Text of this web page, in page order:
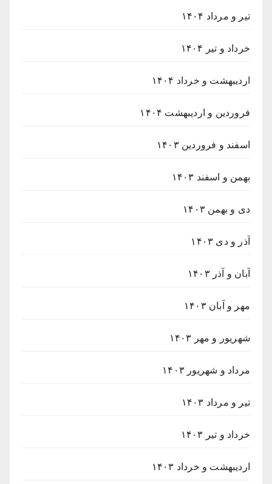
تیر و مرداد ۱۴۰۴
خرداد و تیر ۱۴۰۴
اردیبهشت و خرداد ۱۴۰۴
فروردین و اردیبهشت ۱۴۰۴
اسفند و فروردین ۱۴۰۳
بهمن و اسفند ۱۴۰۳
دی و بهمن ۱۴۰۳
آذر و دی ۱۴۰۳
آبان و آذر ۱۴۰۳
مهر و آبان ۱۴۰۳
شهریور و مهر ۱۴۰۳
مرداد و شهریور ۱۴۰۳
تیر و مرداد ۱۴۰۳
خرداد و تیر ۱۴۰۳
اردیبهشت و خرداد ۱۴۰۳